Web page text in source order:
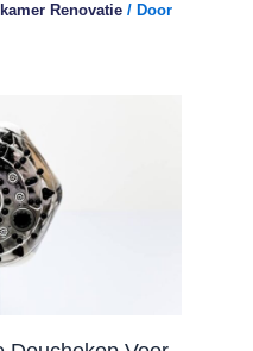
Renovatie / Door